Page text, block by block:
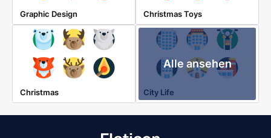
Graphic Design Christmas Toys
Christmas
Alle ansehen
City Life